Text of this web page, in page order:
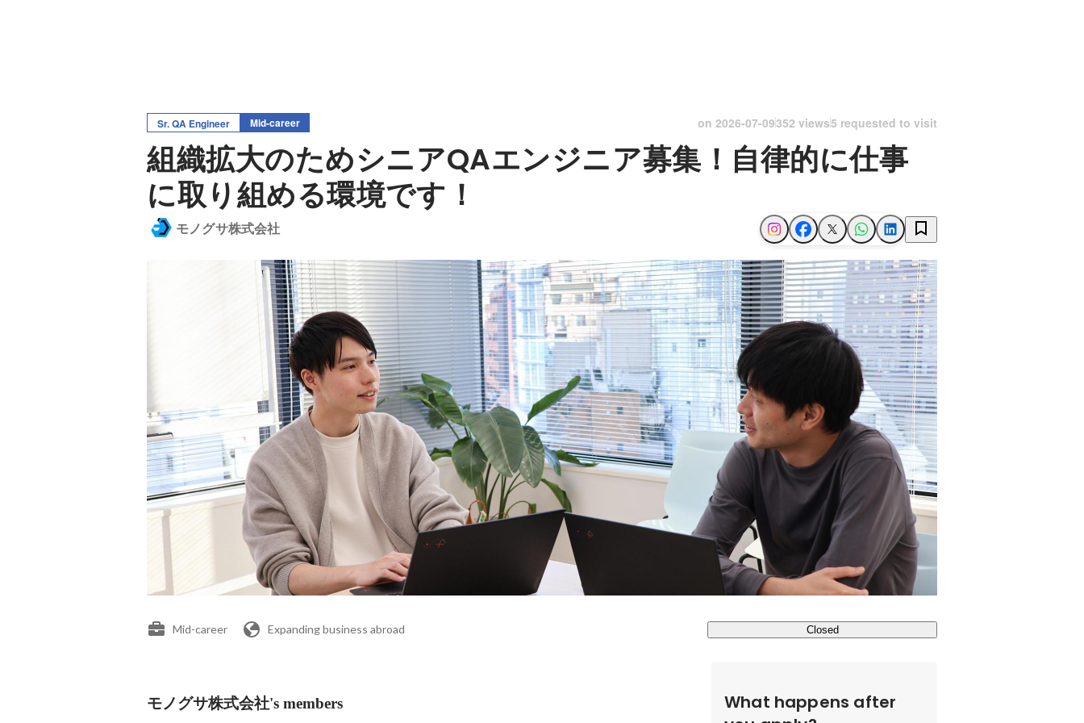
Sr. QA Engineer Mid-career on 2026-07-09352 views5 requested to visit
組織拡大のためシニアQAエンジニア募集！自律的に仕事
に取り組める環境です！
モノグサ株式会社
Mid-career Expanding business abroad Closed
モノグサ株式会社's members
What happens after